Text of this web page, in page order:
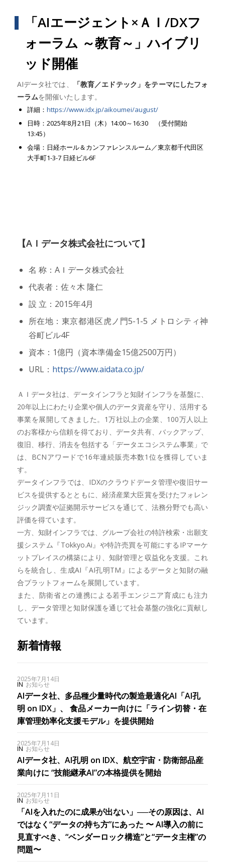
「AIエージェント×ＡＩ/DXフ
ォーラム ～教育～」ハイブリ
ッド開催
AIデータ社では、
「教育／エドテック」をテーマにしたフォ
ーラムを開催いたします。
詳細： https://www.idx.jp/aikoumei/august/
日時：2025年8月21日（木）14:00～16:30 （受付開始
13:45）
会場：日経ホール＆カンファレンスルーム／東京都千代田区
大手町1-3-7 日経ビル6F
【AＩデータ株式会社について】
名 称：AＩデータ株式会社
代表者：佐々木 隆仁
設 立：2015年4月
所在地：東京都港区虎ノ門5-1-5 メトロシティ神
谷町ビル4F
資本：1億円（資本準備金15億2500万円）
URL： https://www.aidata.co.jp/
ＡＩデータ社は、データインフラと知財インフラを基盤に、
20年以上にわたり企業や個人のデータ資産を守り、活用する
事業を展開してきました。1万社以上の企業、100万人以上
のお客様から信頼を得ており、データ共有、バックアップ、
復旧、移行、消去を包括する「データエコシステム事業」で
は、BCNアワードで16年連続販売本数1位を獲得していま
す。
データインフラでは、IDXのクラウドデータ管理や復旧サー
ビスを提供するとともに、経済産業大臣賞を受けたフォレン
ジック調査や証拠開示サービスを通じて、法務分野でも高い
評価を得ています。
一方、知財インフラでは、グループ会社の特許検索・出願支
援システム『Tokkyo.Ai』や特許売買を可能にするIPマーケ
ットプレイスの構築により、知財管理と収益化を支援。これ
らを統合し、生成AI『AI孔明TM』によるデータと知財の融
合プラットフォームを展開しています。
また、防衛省との連携による若手エンジニア育成にも注力
し、データ管理と知財保護を通じて社会基盤の強化に貢献し
ています。
新着情報
2025年7月14日
IN お知らせ
AIデータ社、多品種少量時代の製造最適化AI「AI孔
明 on IDX」、 食品メーカー向けに「ライン切替・在
庫管理効率化支援モデル」を提供開始
2025年7月14日
IN お知らせ
AIデータ社、AI孔明 on IDX、航空宇宙・防衛部品産
業向けに “技能継承AI”の本格提供を開始
2025年7月11日
IN お知らせ
「AIを入れたのに成果が出ない」──その原因は、AI
ではなく“データの持ち方”にあった 〜 AI導入の前に
見直すべき、“ベンダーロック構造”と“データ主権”の
問題〜